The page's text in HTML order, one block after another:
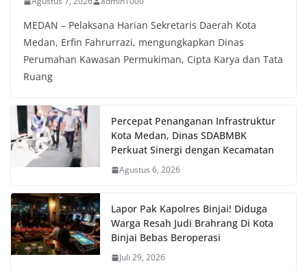
MEDAN – Pelaksana Harian Sekretaris Daerah Kota
Medan, Erfin Fahrurrazi, mengungkapkan Dinas
Perumahan Kawasan Permukiman, Cipta Karya dan Tata
Ruang
Percepat Penanganan Infrastruktur
Kota Medan, Dinas SDABMBK
Perkuat Sinergi dengan Kecamatan
Agustus 6, 2026
Lapor Pak Kapolres Binjai! Diduga
Warga Resah Judi Brahrang Di Kota
Binjai Bebas Beroperasi
Juli 29, 2026